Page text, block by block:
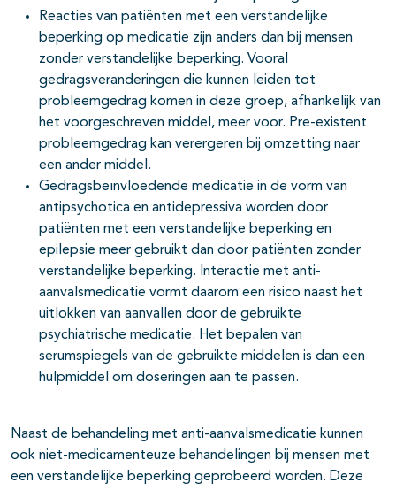
Reacties van patiënten met een verstandelijke
beperking op medicatie zijn anders dan bij mensen
zonder verstandelijke beperking. Vooral
gedragsveranderingen die kunnen leiden tot
probleemgedrag komen in deze groep, afhankelijk van
het voorgeschreven middel, meer voor. Pre-existent
probleemgedrag kan verergeren bij omzetting naar
een ander middel.
Gedragsbeïnvloedende medicatie in de vorm van
antipsychotica en antidepressiva worden door
patiënten met een verstandelijke beperking en
epilepsie meer gebruikt dan door patiënten zonder
verstandelijke beperking. Interactie met anti-
aanvalsmedicatie vormt daarom een risico naast het
uitlokken van aanvallen door de gebruikte
psychiatrische medicatie. Het bepalen van
serumspiegels van de gebruikte middelen is dan een
hulpmiddel om doseringen aan te passen.
Naast de behandeling met anti-aanvalsmedicatie kunnen
ook niet-medicamenteuze behandelingen bij mensen met
een verstandelijke beperking geprobeerd worden. Deze